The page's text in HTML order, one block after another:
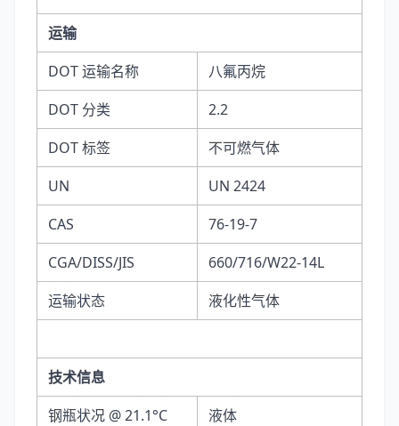
运输
DOT 运输名称
八氟丙烷
DOT 分类
2.2
DOT 标签
不可燃气体
UN
UN 2424
CAS
76-19-7
CGA/DISS/JIS
660/716/W22-14L
运输状态
液化性气体
技术信息
钢瓶状况 @ 21.1°C
液体